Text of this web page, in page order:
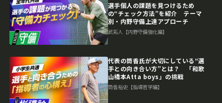
選手個人の課題を見つけるため
の“チェック方法”を紹介 テーマ
別・内野守備上達アプローチ
武拓人【内野守備強化編】
代表の筒香氏が大切にしている“選
手との向き合い方”とは？ 「和歌
山橋本Atta boys」の挑戦
筒香裕史【指導哲学編】